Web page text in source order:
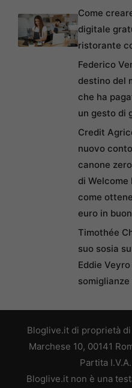
Come
digitale
ristorante
Federico
destino del
che ha
un gesto di
Credit
nuovo
canone
di Welcome
come
euro in
Timothée
suo sosia
Eddie
Bloglive.it di proprietà di
Marchese 10, 00141
Partita
Bloglive.it non è una